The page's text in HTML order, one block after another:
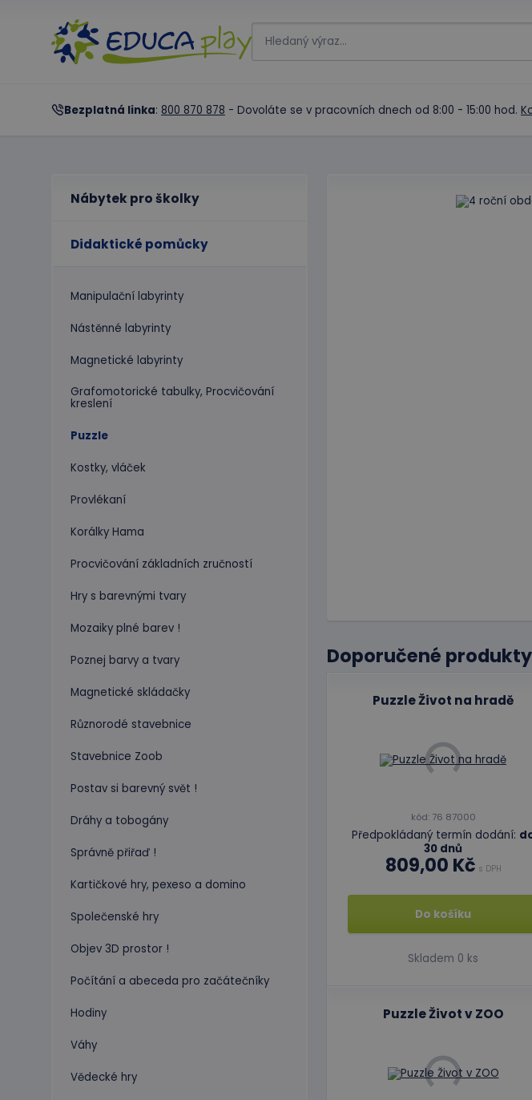
Bezplatná linka: 800 870 878 - Dovoláte se v pracovních dnech od 8:00 - 15:00 hod.
Nábytek pro školky
Didaktické pomůcky
Manipulační labyrinty
Nástěnné labyrinty
Magnetické labyrinty
Grafomotorické tabulky, Procvičování
kreslení
Puzzle
Kostky, vláček
Provlékaní
Korálky Hama
Procvičování základních zručností
Hry s barevnými tvary
Mozaiky plné barev !
Poznej barvy a tvary
Magnetické skládačky
Různorodé stavebnice
Stavebnice Zoob
Postav si barevný svět !
Dráhy a tobogány
Správně přiřaď !
Kartičkové hry, pexeso a domino
Společenské hry
Objev 3D prostor !
Počítání a abeceda pro začátečníky
Hodiny
Váhy
Vědecké hry
Doporučené produkty
Puzzle Život na hradě
kód: 76 87000
Předpokládaný termín dodání:
30 dnů
809,00 Kč s DPH
Do košíku
Skladem 0 ks
Puzzle Život v ZOO